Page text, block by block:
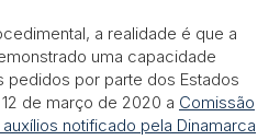
a realidade é que a
uma capacidade
pedidos por parte dos Estados
de março de 2020 a Comissão
notificado pela Dinamarca